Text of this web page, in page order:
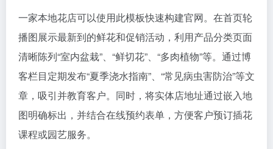
一家本地花店可以使用此模板快速构建官网。在首页轮
播图展示最新到的鲜花和促销活动，利用产品分类页面
清晰陈列“室内盆栽”、“鲜切花”、“多肉植物”等。通过博
客栏目定期发布“夏季浇水指南”、“常见病虫害防治”等文
章，吸引并教育客户。同时，将实体店地址通过嵌入地
图明确标出，并结合在线预约表单，方便客户预订插花
课程或园艺服务。